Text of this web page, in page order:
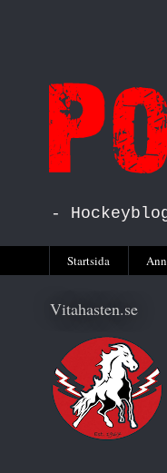
-
Startsida
Vitahasten.se